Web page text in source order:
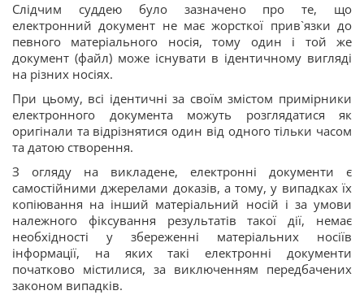
Слідчим суддею було зазначено про те, що
електронний документ не має жорсткої прив`язки до
певного матеріального носія, тому один і той же
документ (файл) може існувати в ідентичному вигляді
на різних носіях.
При цьому, всі ідентичні за своїм змістом примірники
електронного документа можуть розглядатися як
оригінали та відрізнятися один від одного тільки часом
та датою створення.
З огляду на викладене, електронні документи є
самостійними джерелами доказів, а тому, у випадках їх
копіювання на інший матеріальний носій і за умови
належного фіксування результатів такої дії, немає
необхідності у збереженні матеріальних носіїв
інформації, на яких такі електронні документи
початково містилися, за виключенням передбачених
законом випадків.